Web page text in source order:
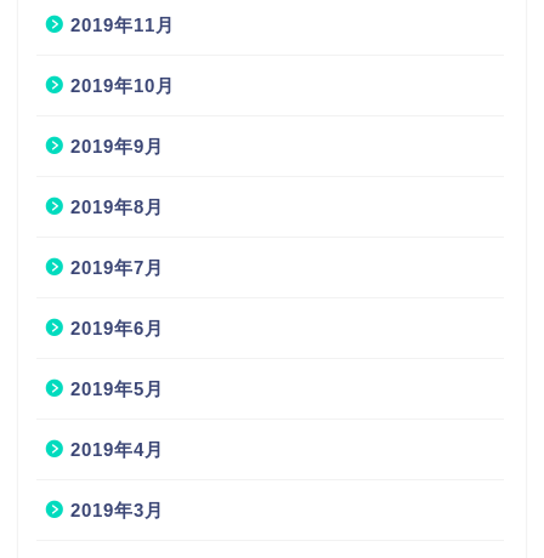
2019年11月
2019年10月
2019年9月
2019年8月
2019年7月
2019年6月
2019年5月
2019年4月
2019年3月